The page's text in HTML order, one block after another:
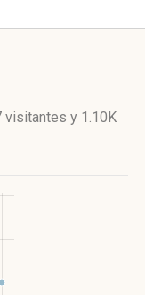
visitantes y 1.10K